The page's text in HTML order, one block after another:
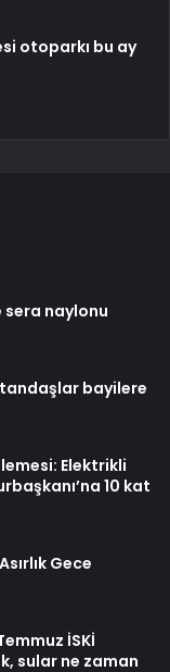
otoparkı bu ay
sera naylonu
bayilere
Elektrikli
10 kat
Gece
İSKİ
sular ne zaman